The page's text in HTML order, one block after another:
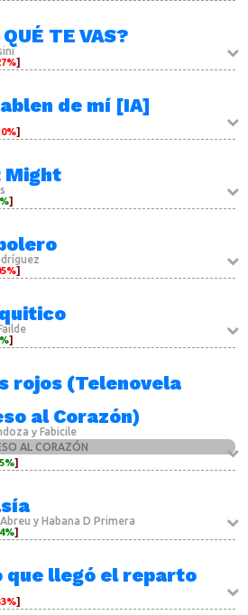
TE VAS?
]
de mí [IA]
]
Might
]
]
]
rojos (Telenovela
al Corazón)
y Fabicile
AL CORAZÓN
]
y Habana D Primera
]
que llegó el reparto
]